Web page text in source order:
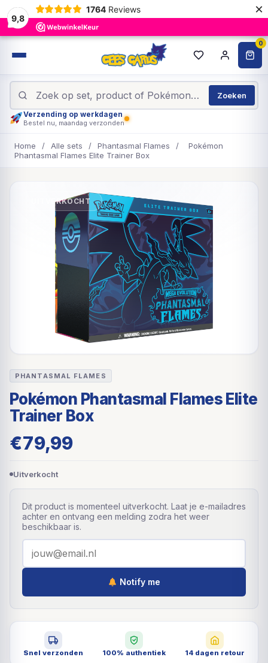
9,8
1764 Reviews ×
0
Zoeken
Verzending op werkdagen
Bestel nu, maandag verzonden
Home / Alle sets / Phantasmal Flames /
Pokémon
Phantasmal Flames Elite Trainer Box
UITVERKOCHT
PHANTASMAL FLAMES
Pokémon Phantasmal Flames Elite
Trainer Box
€79,99
Uitverkocht
Dit product is momenteel uitverkocht. Laat je e-mailadres
achter en ontvang een melding zodra het weer
beschikbaar is.
Notify me
Snel verzonden 100% authentiek 14 dagen retour